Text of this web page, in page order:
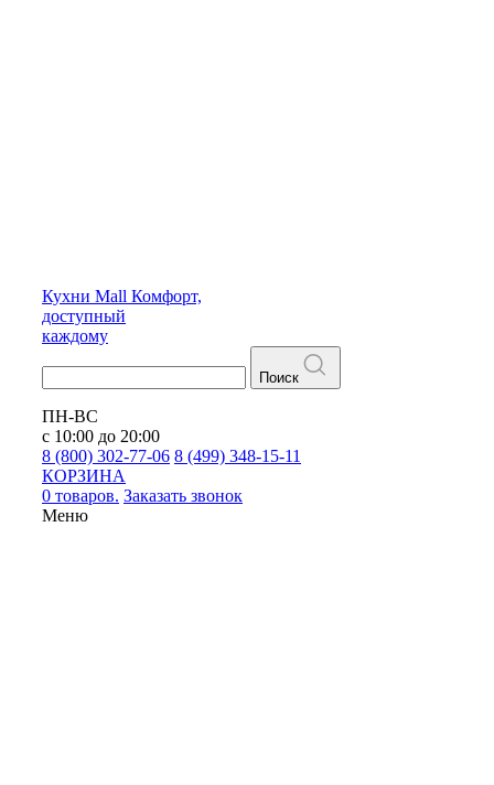
Кухни Mall Комфорт,
доступный
каждому
Поиск
ПН-ВС
с 10:00 до 20:00
8 (800) 302-77-06 8 (499) 348-15-11
КОРЗИНА
0 товаров. Заказать звонок
Меню